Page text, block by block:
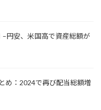
円安、米国高で資産総額が
め：2024で再び配当総額増